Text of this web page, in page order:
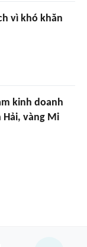
vì khó khăn
kinh doanh
Hải, vàng Mi